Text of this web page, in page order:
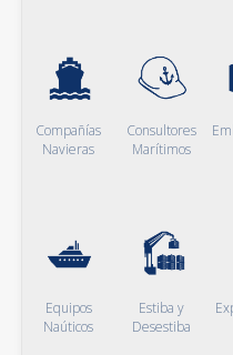
Compañías
Navieras
Consultores
Marítimos
Equipos
Naúticos
Estiba y
Desestiba